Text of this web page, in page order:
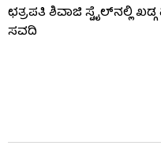
ಛತ್ರಪತಿ ಶಿವಾಜಿ ಸ್ಟೈಲ್​ನಲ್ಲಿ
ಸವದಿ